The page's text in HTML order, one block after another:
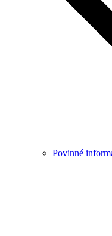
Povinné